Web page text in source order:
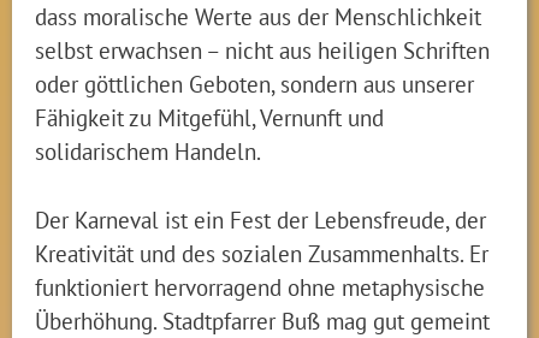
dass moralische Werte aus der Menschlichkeit
selbst erwachsen – nicht aus heiligen Schriften
oder göttlichen Geboten, sondern aus unserer
Fähigkeit zu Mitgefühl, Vernunft und
solidarischem Handeln.
Der Karneval ist ein Fest der Lebensfreude, der
Kreativität und des sozialen Zusammenhalts. Er
funktioniert hervorragend ohne metaphysische
Überhöhung. Stadtpfarrer Buß mag gut gemeint